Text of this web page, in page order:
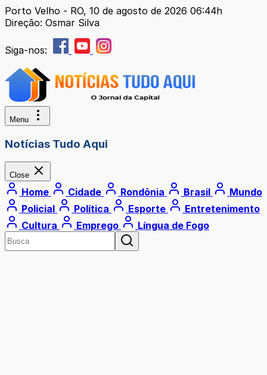
Porto Velho - RO, 10 de agosto de 2026 06:44h
Direção: Osmar Silva
Siga-nos:
Menu
Notícias Tudo Aqui
Close
Home Cidade Rondônia Brasil
Mundo
Policial
Política Esporte
Entretenimento
Cultura
Emprego Língua de Fogo